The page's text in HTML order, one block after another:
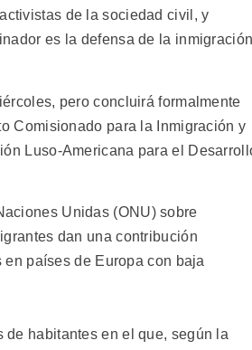
de la sociedad civil, y
es la defensa de la
pero concluirá formalmente
Comisionado para la Inmigración y
Luso-Americana para el
Unidas (ONU) sobre
dan una contribución
países de Europa con baja
habitantes en el que, según la